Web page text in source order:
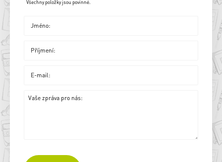
Všechny položky jsou povinné.